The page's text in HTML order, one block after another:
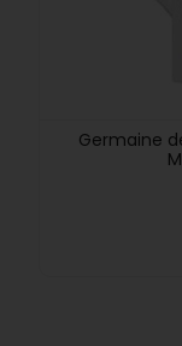
Germaine